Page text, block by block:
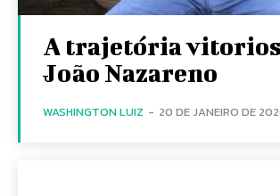
A trajetória
João Nazareno
WASHINGTON LUIZ - 20 DE JANEIRO DE